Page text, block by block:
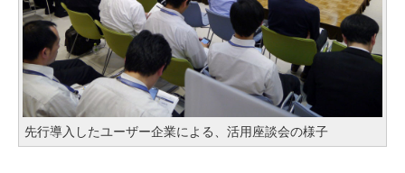
先行導入したユーザー企業による、活用座談会の様子